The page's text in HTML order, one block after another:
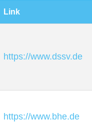
Link
https://www.dssv.de
https://www.bhe.de